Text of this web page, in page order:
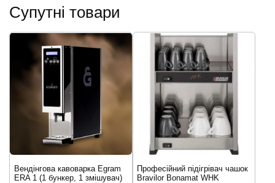
Супутні товари
Вендінгова кавоварка Egram
ERA 1 (1 бункер, 1 змішувач)
Професійний підігрівач чашок
Bravilor Bonamat WHK